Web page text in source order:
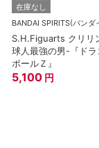
在庫なし
S.H.Figuarts クリリ
球人最強の男-『ドラ
ボールＺ』
5,100 円